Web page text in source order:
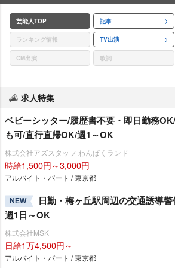
芸能人TOP 記事
ランキング情報 TV出演
CM出演 歌詞
求人特集
ベビーシッター/履歴書不要・即日勤務
も可/直行直帰OK/週1～OK
株式会社アズスタッフ わんぱくランド
時給1,500円～3,000円
アルバイト・パート / 東京都
NEW
日勤・梅ヶ丘駅周辺の交通誘導
週1日～OK
株式会社MSK
日給1万4,500円～
アルバイト・パート / 東京都